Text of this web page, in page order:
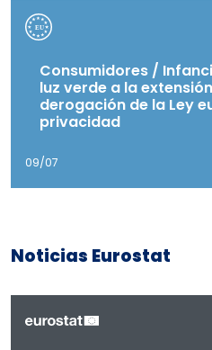
Consumidores /
luz verde a la
derogación de la Ley
privacidad
09/07
Noticias Eurostat